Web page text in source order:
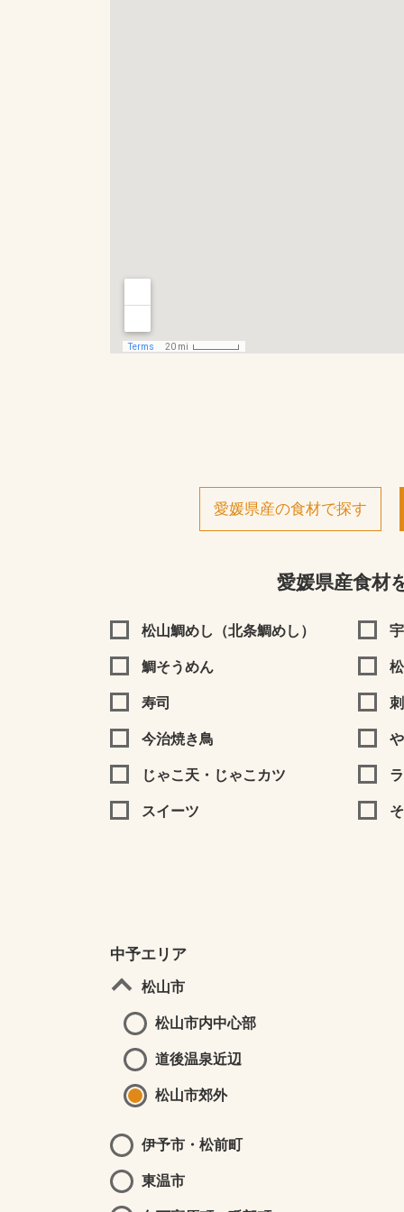
愛媛県産の食材で探す
愛媛県産食材
松山鯛めし（北条鯛めし）
鯛そうめん
寿司
今治焼き鳥
じゃこ天・じゃこカツ
スイーツ
中予エリア
松山市
松山市内中心部
道後温泉近辺
松山市郊外
伊予市・松前町
東温市